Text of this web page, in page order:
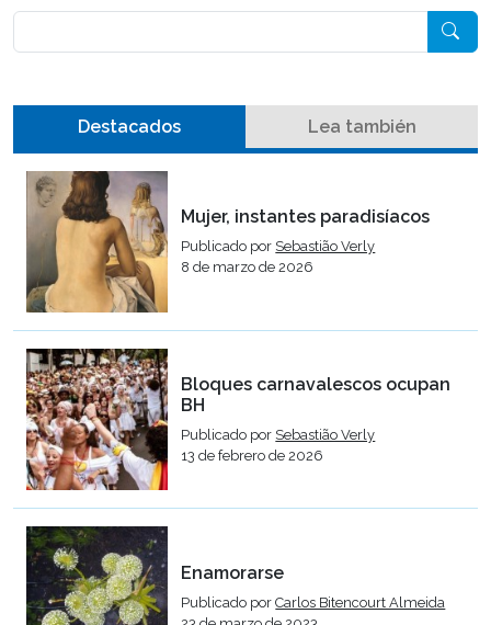
Destacados Lea también
Mujer, instantes paradisíacos
Publicado por Sebastião Verly
8 de marzo de 2026
Bloques carnavalescos ocupan
BH
Publicado por Sebastião Verly
13 de febrero de 2026
Enamorarse
Publicado porCarlos Bitencourt Almeida